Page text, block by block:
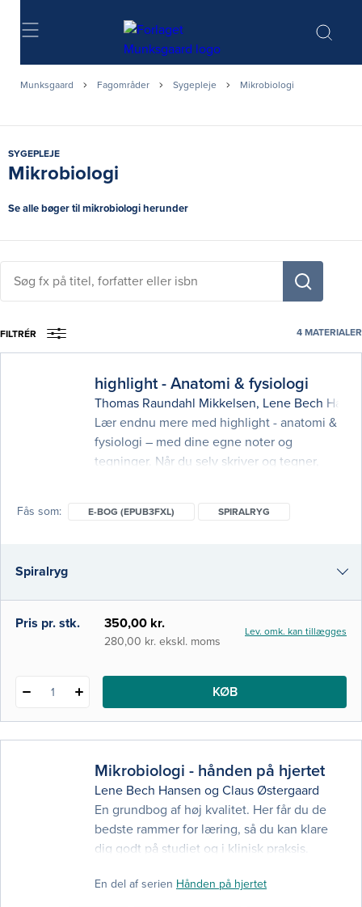
Søg
Munksgaard Fagområder Sygepleje Mikrobiologi
SYGEPLEJE
Mikrobiologi
Se alle bøger til mikrobiologi herunder
titel,
FILTRÉR 4 MATERIALER
highlight - Anatomi & fysiologi
Thomas Raundahl Mikkelsen, Lene Bech
Lær endnu mere med highlight - anatomi &
fysiologi – med dine egne noter og
tegninger. Når du selv skriver og tegner,
kombineret aktivitets- og notesbog, så du
arbejde
Fås som E-BOG (EPUB3FXL) SPIRALRYG
Spiralryg
e-bog (epub3fxl)
Pris pr. stk. 350,00 kr.
280,00 kr. ekskl. moms
Lev. omk. kan tillægges
1 KØB
Mikrobiologi - hånden på hjertet
Lene Bech Hansen og Claus Østergaard
En grundbog af høj kvalitet. Her får du de
bedste rammer for læring, så du kan klare
dig godt på studiet og i klinisk praksis.
de vigtigste mikroorganismer med fokus på
En del af serien Hånden på hjertet